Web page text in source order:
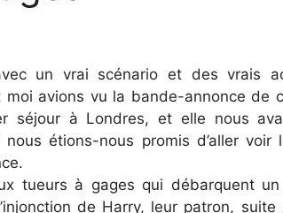
un vrai scénario et des vrais
moi avions vu la bande-annonce de
séjour à Londres, et elle nous
étions-nous promis d’aller voir
tueurs à gages qui débarquent
de Harry, leur patron, suite